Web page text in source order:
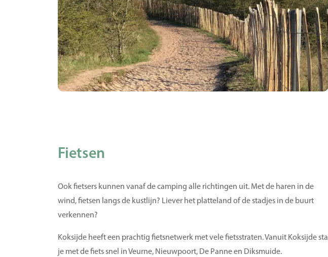
Fietsen
Ook fietsers kunnen vanaf de camping alle richtingen uit. Met de haren in de
wind, fietsen langs de kustlijn? Liever het platteland of de stadjes in de buurt
verkennen?
Koksijde heeft een prachtig fietsnetwerk met vele fietsstraten. Vanuit Koksijde sta
je met de fiets snel in Veurne, Nieuwpoort, De Panne en Diksmuide.